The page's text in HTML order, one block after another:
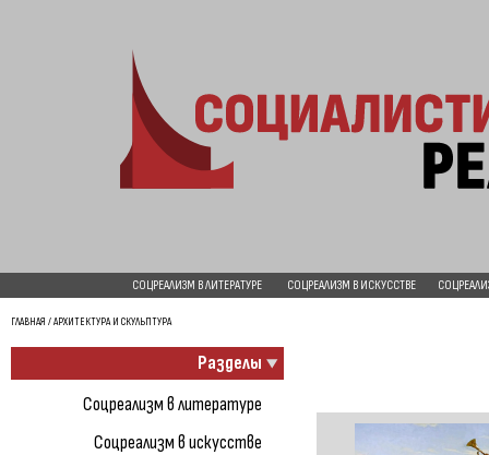
СОЦРЕАЛИЗМ В ЛИТЕРАТУРЕ СОЦРЕАЛИЗМ В ИСКУССТВЕ
ГЛАВНАЯ / АРХИТЕКТУРА И СКУЛЬПТУРА
Разделы
Соцреализм в литературе
Соцреализм в искусстве